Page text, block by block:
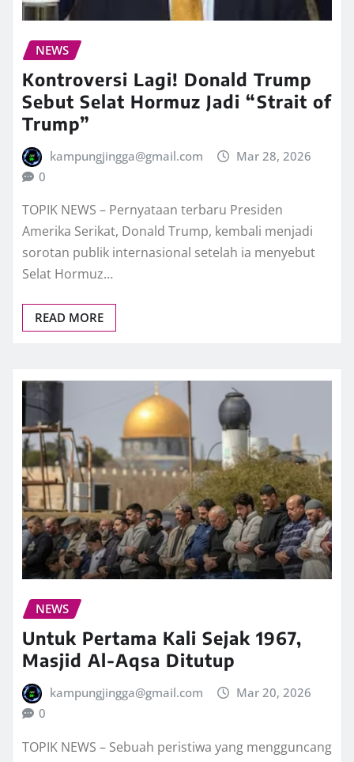
NEWS
Kontroversi Lagi! Donald Trump
Sebut Selat Hormuz Jadi “Strait of
Trump”
kampungjingga@gmail.com
Mar 28, 2026
0
TOPIK NEWS – Pernyataan terbaru Presiden
Amerika Serikat, Donald Trump, kembali menjadi
sorotan publik internasional setelah ia menyebut
Selat Hormuz…
READ MORE
NEWS
Untuk Pertama Kali Sejak 1967,
Masjid Al-Aqsa Ditutup
kampungjingga@gmail.com
Mar 20, 2026
0
TOPIK NEWS – Sebuah peristiwa yang mengguncang